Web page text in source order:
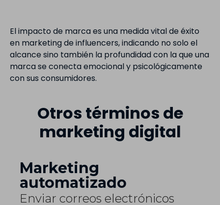
El impacto de marca es una medida vital de éxito
en marketing de influencers, indicando no solo el
alcance sino también la profundidad con la que una
marca se conecta emocional y psicológicamente
con sus consumidores.
Otros términos de
marketing digital
Marketing
automatizado
Enviar correos electrónicos